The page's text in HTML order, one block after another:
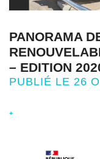
PANORAMA
– EDITION
PUBLIÉ LE 26
+